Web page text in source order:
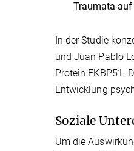
Traumata auf
In der Studie
und Juan Pablo
Protein FKBP51.
Entwicklung
Soziale
Um die